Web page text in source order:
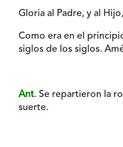
Gloria al Padre, y al
Como era en el
siglos de los siglos.
Ant. Se repartieron la
suerte.